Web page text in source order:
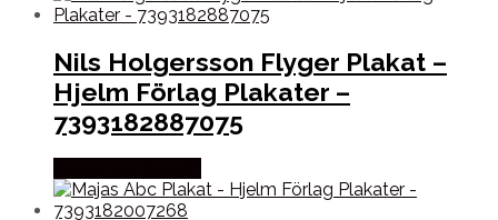
Nils Holgersson Flyger Plakat –
Hjelm Förlag Plakater –
7393182887075